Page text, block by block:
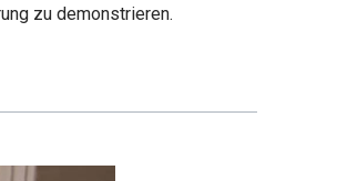
zu demonstrieren.